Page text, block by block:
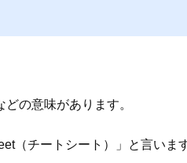
の意味があります。
（チートシート）」と言います